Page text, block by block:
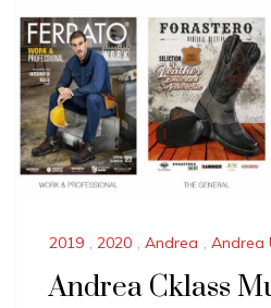
2019 , 2020 , Andrea , Andrea
Andrea Cklass